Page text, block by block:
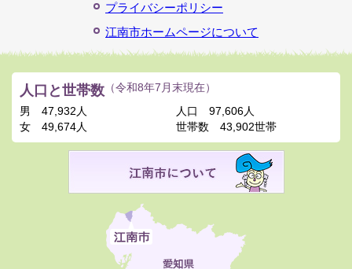
プライバシーポリシー
江南市ホームページについて
人口と世帯数 （令和8年7月末現在）
男
47,932人
女
49,674人
人口
97,606人
世帯数
43,902世帯